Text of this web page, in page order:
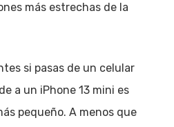
más estrechas de la
si pasas de un celular
a un iPhone 13 mini es
pequeño. A menos que